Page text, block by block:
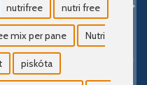
nutrifree nutri free
mix per pane Nutri
piskóta